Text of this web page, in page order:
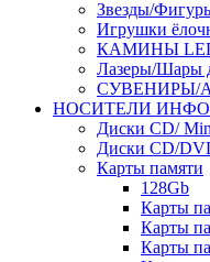
Звезды/
Игрушки
КАМИНЫ
Лазеры/Шары
СУВЕНИРЫ/
НОСИТЕЛИ
Диски CD/
Диски CD/
Карты памяти
128Gb
Карты
Карты
Карты